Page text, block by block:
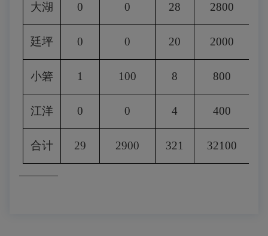
大湖 0 0 28 2800
廷坪 0 0 20 2000
小箬 1 100 8 800
江洋 0 0 4 400
合计 29 2900 321 32100